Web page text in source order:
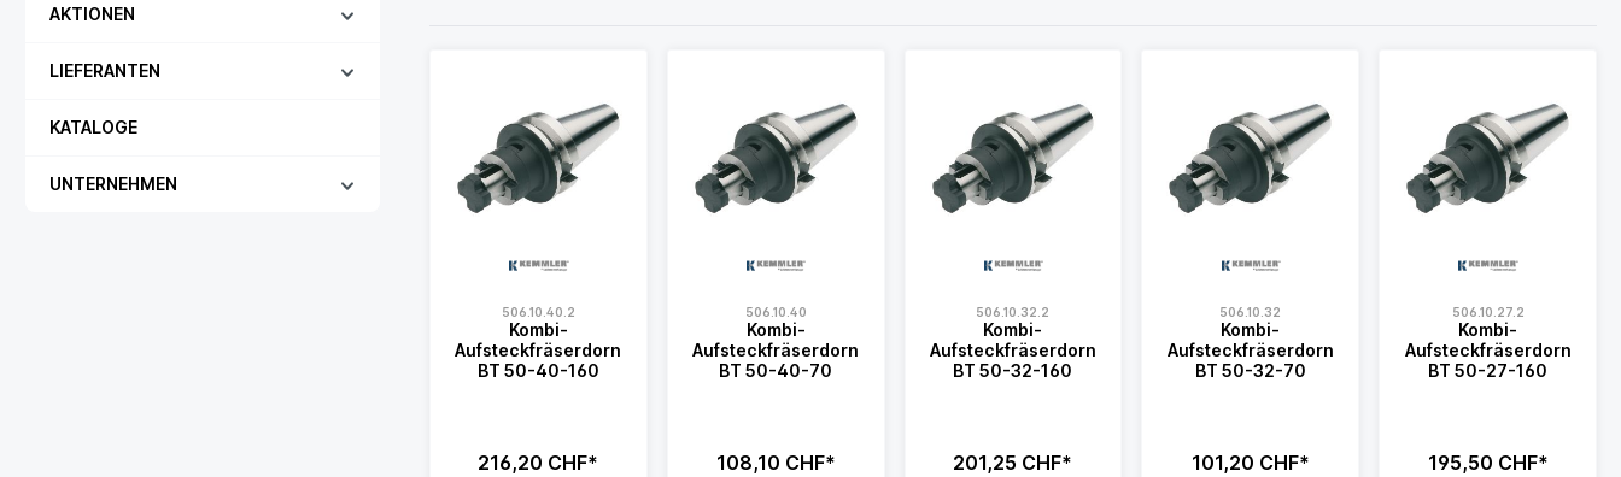
AKTIONEN
LIEFERANTEN
KATALOGE
UNTERNEHMEN
506.10.40.2
Kombi-
Aufsteckfräserdorn
BT 50-40-160
216,20 CHF*
506.10.40
Kombi-
Aufsteckfräserdorn
BT 50-40-70
108,10 CHF*
506.10.32.2
Kombi-
Aufsteckfräserdorn
BT 50-32-160
201,25 CHF*
506.10.32
Kombi-
Aufsteckfräserdorn
BT 50-32-70
101,20 CHF*
506.10.27.2
Kombi-
Aufsteckfräserdorn
BT 50-27-160
195,50 CHF*